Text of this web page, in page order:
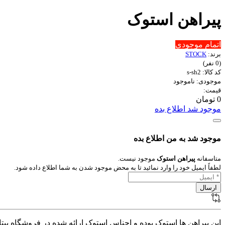
پیراهن استوک
اتمام موجودی
برند: STOCK
(0 نفر)
کد کالا: s-sh2
موجودی: ناموجود
قیمت:
0 تومان
موجود شد اطلاع بده
موجود شد به من اطلاع بده
متاسفانه پیراهن استوک موجود نیست.
لطفاً ایمیل خود را وارد نمائید تا به محض موجود شدن به شما اطلاع داده شود.
این پیراهن ها استوک بوده و اجناس استوک ارائه شده در